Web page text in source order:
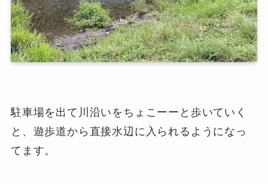
駐車場を出て川沿いをちょこーーと歩いていく
と、遊歩道から直接水辺に入られるようになっ
てます。